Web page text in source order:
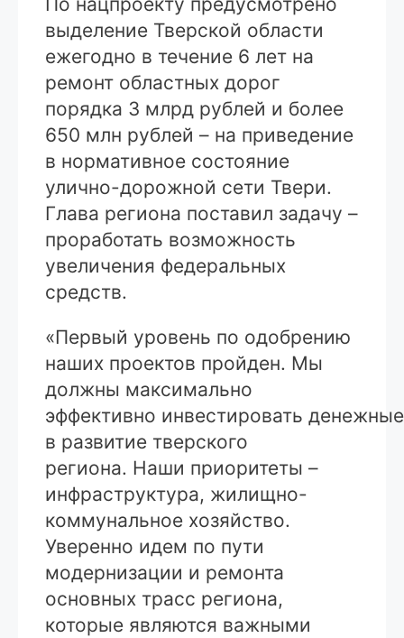
выделение Тверской области
ежегодно в течение 6 лет на
ремонт областных дорог
порядка 3 млрд рублей и более
650 млн рублей – на приведение
в нормативное состояние
улично-дорожной сети Твери.
Глава региона поставил задачу –
проработать возможность
увеличения федеральных
средств.
«Первый уровень по одобрению
наших проектов пройден. Мы
должны максимально
эффективно инвестировать
в развитие тверского
региона. Наши приоритеты –
инфраструктура, жилищно-
коммунальное хозяйство.
Уверенно идем по пути
модернизации и ремонта
основных трасс региона,
которые являются важными